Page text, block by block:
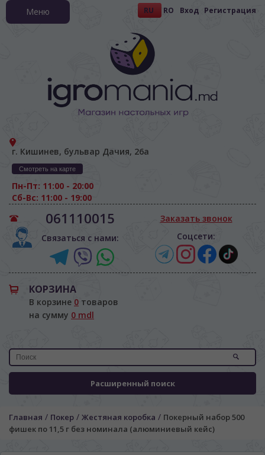
RU RO Вход Регистрация
г. Кишинев, бульвар Дачия, 26а
Смотреть на карте
Пн-Пт: 11:00 - 20:00
Сб-Вс: 11:00 - 19:00
061110015
Связаться с нами:
Заказать звонок
Соцсети:
КОРЗИНА
В корзине 0 товаров
на сумму 0 mdl
Расширенный поиск
Меню
Главная / Покер / Жестяная коробка / Покерный набор 500
фишек по 11,5 г без номинала (алюминиевый кейс)